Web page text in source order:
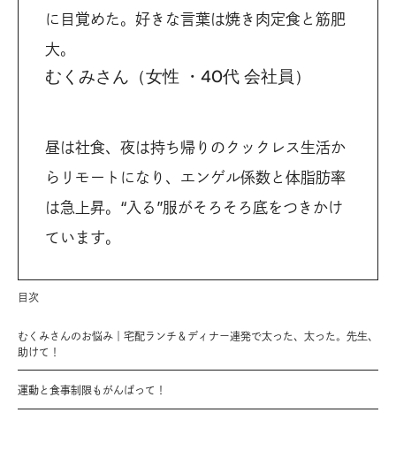
に目覚めた。好きな言葉は焼き肉定食と筋肥
大。
むくみさん（女性 ・40代 会社員）
昼は社食、夜は持ち帰りのクックレス生活か
らリモートになり、エンゲル係数と体脂肪率
は急上昇。“入る”服がそろそろ底をつきかけ
ています。
目次
むくみさんのお悩み｜宅配ランチ＆ディナー連発で太った、太った。先生、
助けて！
運動と食事制限もがんばって！